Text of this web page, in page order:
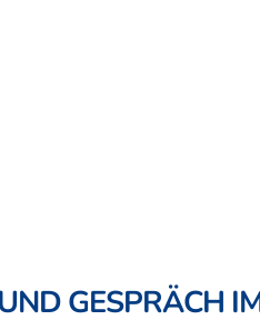
GESPRÄCH